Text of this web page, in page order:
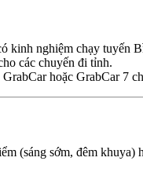
kinh nghiệm chạy tuyến
các chuyến đi tỉnh.
hoặc GrabCar 7
(sáng sớm, đêm khuya)